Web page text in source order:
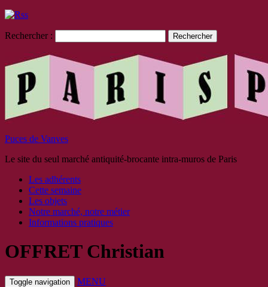
Rechercher :
Puces de Vanves
Le site du seul marché antiquité-brocante intra-muros de Paris
Les adhérents
Cette semaine
Les objets
Notre marché, notre métier
Informations pratiques
OFFRET Christian
Toggle navigation MENU